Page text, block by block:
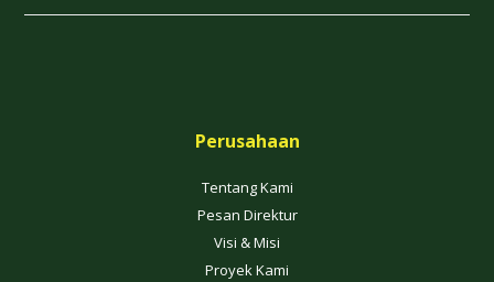
Perusahaan
Tentang Kami
Pesan Direktur
Visi & Misi
Proyek Kami